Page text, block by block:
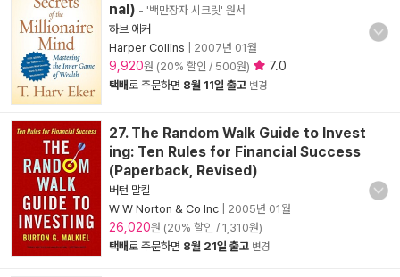
nal) - '백만장자 시크릿' 원서
하브 에커
Harper Collins
2007년 01월
9,920원 (20% 할인 / 500원) 7.0
택배로 주문하면 8월 11일 출고 변경
27. The Random Walk Guide to Invest
ing: Ten Rules for Financial Success
(Paperback, Revised)
버턴 말킬
W W Norton & Co Inc
2005년 01월
26,020원 (20% 할인 / 1,310원)
택배로 주문하면 8월 21일 출고 변경